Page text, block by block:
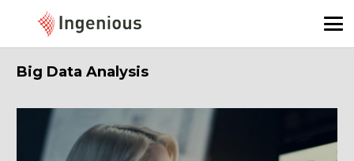
Big Data Analysis